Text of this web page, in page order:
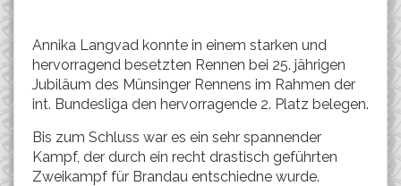
Annika Langvad konnte in einem starken und
hervorragend besetzten Rennen bei 25. jährigen
Jubiläum des Münsinger Rennens im Rahmen der
int. Bundesliga den hervorragende 2. Platz belegen.
Bis zum Schluss war es ein sehr spannender
Kampf, der durch ein recht drastisch geführten
Zweikampf für Brandau entschiedne wurde.